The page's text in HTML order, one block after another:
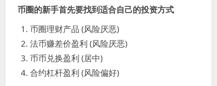
币圈的新手首先要找到适合自己的投资方式
币圈理财产品 (风险厌恶)
法币赚差价盈利 (风险厌恶)
币币兑换盈利 (居中)
合约杠杆盈利 (风险偏好)